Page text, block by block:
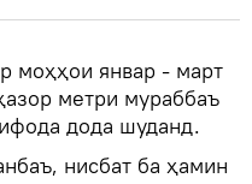
моҳҳои январ - март
метри мураббаъ
дода шуданд.
нисбат ба ҳамин